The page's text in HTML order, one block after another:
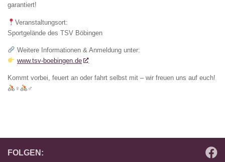
garantiert!
Veranstaltungsort:
Sportgelände des TSV Böbingen
Weitere Informationen & Anmeldung unter:
www.tsv-boebingen.de
Kommt vorbei, feuert an oder fahrt selbst mit – wir freuen uns auf euch!
‍♀
‍♂
FOLGEN: